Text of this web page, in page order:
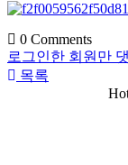
0 Comments
로그인한 회원만
목록